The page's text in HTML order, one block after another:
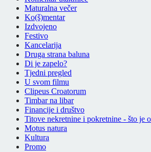
Maturalna večer
Ko(š)mentar
Izdvojeno
Festivo
Kancelarija
Druga strana baluna
Di je zapelo?
Tjedni pregled
U svom filmu
Clipeus Croatorum
Timbar na libar
Financije i društvo
Titove nekretnine i pokretnine - što je
Motus natura
Kultura
Promo